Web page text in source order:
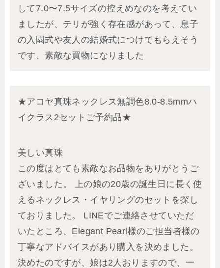
して7.0〜7.5サイズの控えめなのを考えてい
ましたが、テリが強く存在感があって、息子
の入園式や友人の結婚式につけてもらえそう
です、素敵な買物になりました
★アコヤ真珠ネックレス無調色8.0-8.5mmハ
イクラス2セットご予約品★
美しい真珠
この度はとても素敵なお品物をありがとうご
ざいました。 上の娘の20歳の誕生日に長く使
えるネックレス・イヤリングのセットを探し
ておりました。 LINEでご連絡させていただ
いたところ、Elegant Pearl様のご担当者様の
丁寧なアドバイスがあり購入を決めました。
決めたのですが、娘は2人おりますので、一